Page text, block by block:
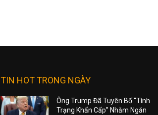
TIN HOT TRONG NGÀY
Ông Trump Đã Tuyên Bố “Tình
Trạng Khẩn Cấp” Nhằm Ngăn